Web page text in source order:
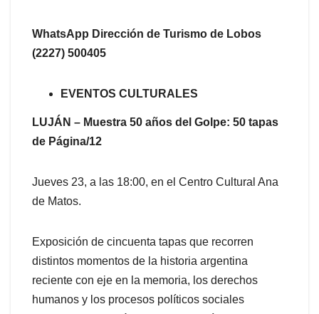
WhatsApp Dirección de Turismo de Lobos
(2227) 500405
EVENTOS CULTURALES
LUJÁN – Muestra 50 años del Golpe: 50 tapas
de Página/12
Jueves 23, a las 18:00, en el Centro Cultural Ana
de Matos.
Exposición de cincuenta tapas que recorren
distintos momentos de la historia argentina
reciente con eje en la memoria, los derechos
humanos y los procesos políticos sociales